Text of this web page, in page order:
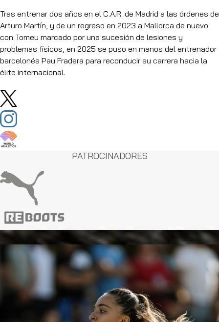
Tras entrenar dos años en el C.A.R. de Madrid a las órdenes de
Arturo Martín, y de un regreso en 2023 a Mallorca de nuevo
con Tomeu marcado por una sucesión de lesiones y
problemas físicos, en 2025 se puso en manos del entrenador
barcelonés Pau Fradera para reconducir su carrera hacia la
élite internacional.
PATROCINADORES